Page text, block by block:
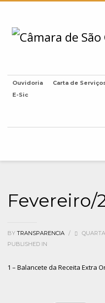
Ouvidoria Carta de
E-Sic
Fevereiro/
BY TRANSPARENCIA /
PUBLISHED IN
1 – Balancete da Receita Extra